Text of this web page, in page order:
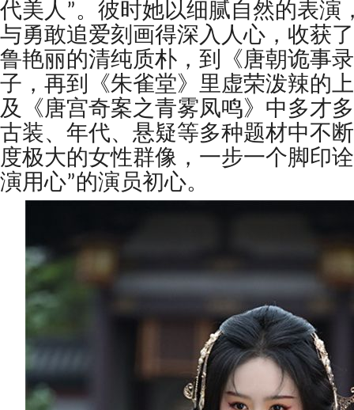
代美人”。彼时她以细腻自然的表演
与勇敢追爱刻画得深入人心，收获
鲁艳丽的清纯质朴，到《唐朝诡事
子，再到《朱雀堂》里虚荣泼辣的
及《唐宫奇案之青雾凤鸣》中多才
古装、年代、悬疑等多种题材中不
度极大的女性群像，一步一个脚印
演用心”的演员初心。